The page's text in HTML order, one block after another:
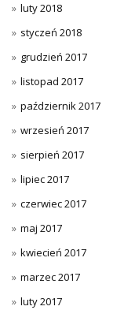
luty 2018
styczeń 2018
grudzień 2017
listopad 2017
październik 2017
wrzesień 2017
sierpień 2017
lipiec 2017
czerwiec 2017
maj 2017
kwiecień 2017
marzec 2017
luty 2017